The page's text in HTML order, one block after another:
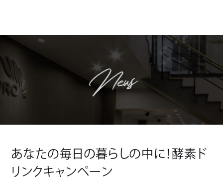
News
あなたの毎日の暮らしの中に！酵素ド
リンクキャンペーン